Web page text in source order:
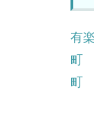
有
町
町